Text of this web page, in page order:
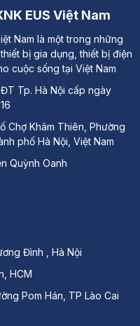
Đình , Hà Nội
HCM
Pom Hán, TP Lào Cai
EUS Việt Nam
Nam là một trong những
bị gia dụng, thiết bị điện
cuộc sống tại Việt Nam
Tp. Hà Nội cấp ngày
Chợ Khâm Thiên, Phường
phố Hà Nội, Việt Nam
Quỳnh Oanh